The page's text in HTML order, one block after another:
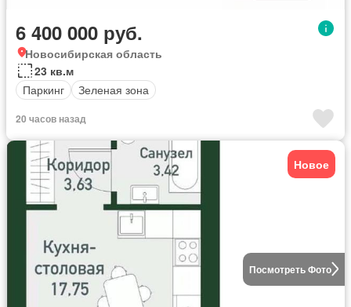
6 400 000 руб.
Новосибирская область
23 кв.м
Паркинг
Зеленая зона
20 часов назад
Посмотреть Фото
Новое